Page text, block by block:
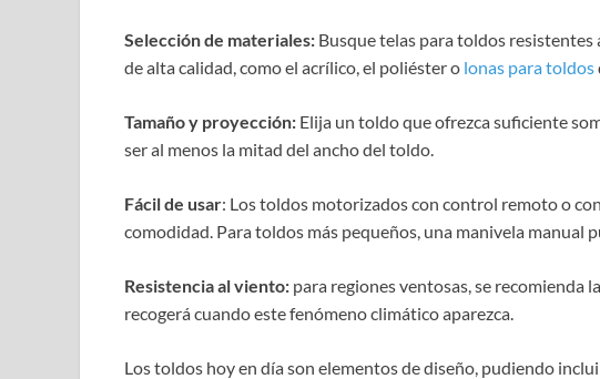
Selección de materiales: Busque telas para toldos resistentes
de alta calidad, como el acrílico, el poliéster o lonas para toldos
Tamaño y proyección: Elija un toldo que ofrezca suficiente
ser al menos la mitad del ancho del toldo.
Fácil de usar: Los toldos motorizados con control remoto o
comodidad. Para toldos más pequeños, una manivela manual
Resistencia al viento: para regiones ventosas, se recomienda
recogerá cuando este fenómeno climático aparezca.
Los toldos hoy en día son elementos de diseño, pudiendo